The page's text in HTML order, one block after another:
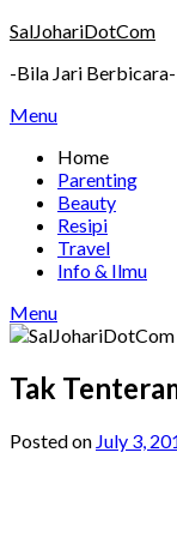
Skip
content
SalJohariDotCom
-Bila Jari Berbicara-
Menu
Home
Parenting
Beauty
Resipi
Travel
Info & Ilmu
Menu
Tak
Posted on July 3,